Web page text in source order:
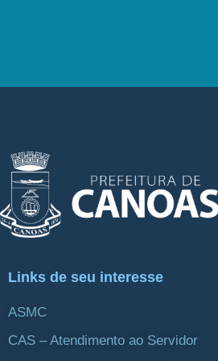
Links de seu interesse
ASMC
CAS – Atendimento ao Servidor